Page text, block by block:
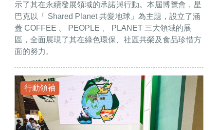
示了其在永續發展領域的承諾與行動。本屆博覽會，星
巴克以「 Shared Planet 共愛地球」為主題，設立了涵
蓋 COFFEE 、 PEOPLE 、 PLANET 三大領域的展
區，全面展現了其在綠色環保、社區共榮及食品珍惜方
面的努力。
行動領袖